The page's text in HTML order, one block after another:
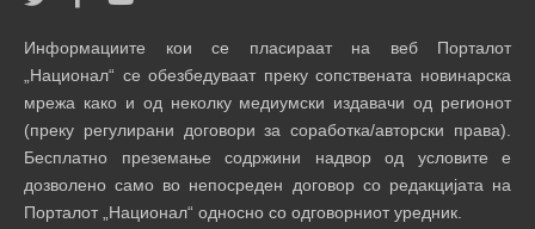
Информациите кои се пласираат на веб Порталот
„Национал“ се обезбедуваат преку сопствената новинарска
мрежа како и од неколку медиумски издавачи од регионот
(преку регулирани договори за соработка/авторски права).
Бесплатно преземање содржини надвор од условите е
дозволено само во непосреден договор со редакцијата на
Порталот „Национал“ односно со одговорниот уредник.